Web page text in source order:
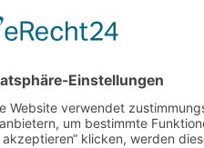
dieser Website ist: